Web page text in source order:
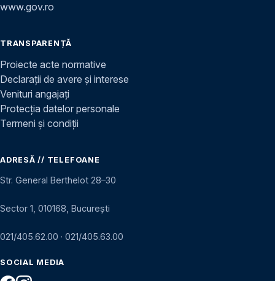
www.gov.ro
TRANSPARENȚĂ
Proiecte acte normative
Declarații de avere și interese
Venituri angajați
Protecția datelor personale
Termeni și condiții
ADRESĂ // TELEFOANE
Str. General Berthelot 28–30
Sector 1, 010168, București
021/405.62.00 · 021/405.63.00
SOCIAL MEDIA